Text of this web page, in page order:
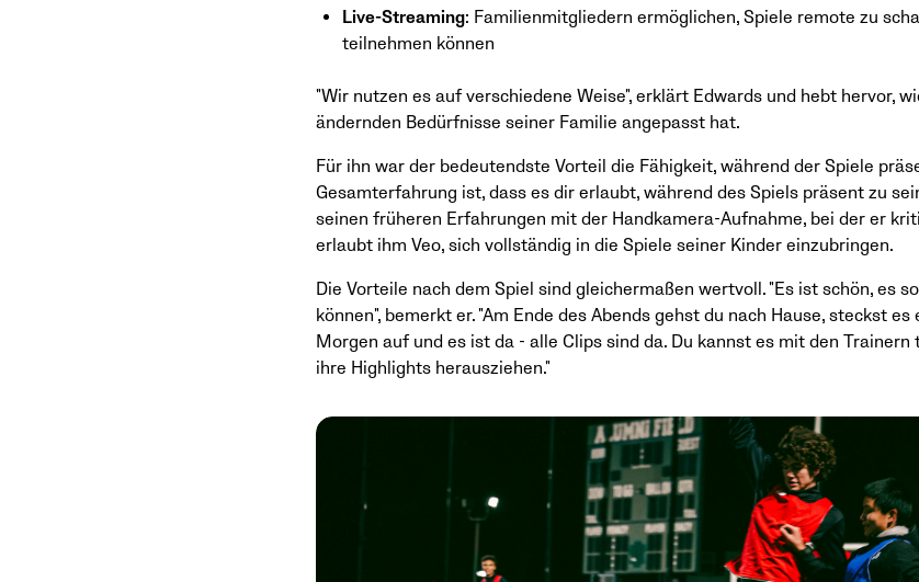
Live-Streaming: Familienmitgliedern ermöglichen, Spiele remote zu
teilnehmen können
"Wir nutzen es auf verschiedene Weise", erklärt Edwards und hebt hervor,
ändernden Bedürfnisse seiner Familie angepasst hat.
Für ihn war der bedeutendste Vorteil die Fähigkeit, während der Spiele
Gesamterfahrung ist, dass es dir erlaubt, während des Spiels präsent zu
seinen früheren Erfahrungen mit der Handkamera-Aufnahme, bei der er
erlaubt ihm Veo, sich vollständig in die Spiele seiner Kinder einzubringen.
Die Vorteile nach dem Spiel sind gleichermaßen wertvoll. "Es ist schön, es
können", bemerkt er. "Am Ende des Abends gehst du nach Hause, steckst
Morgen auf und es ist da - alle Clips sind da. Du kannst es mit den Trainern
ihre Highlights herausziehen."